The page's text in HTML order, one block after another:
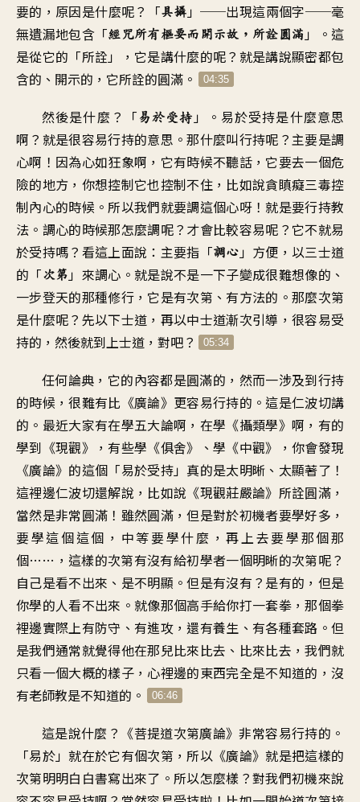
要的 ， 原因是什麼呢？「具攝」──出現這兩個字──毫
無遺漏地包含 「經咒所有樞要而開示故 ， 所詮圓滿」。 這
是從它的「所詮」， 它是講什麼的呢？ 就是講說顯密都包
含的、開示的 ， 它所詮的圓滿 。 04:35
然後是什麼？「易於受持」。 易於受持是什麼意思
啊 ？ 就是很容易行持的意思 。那什麼叫行持呢 ？主要是調
心啊 ！ 因為心如狂象啊 ， 它有時候不聽話 ， 它要去一個危
險的地方 ， 你想控制它也控制不住 ， 比如說貪瞋癡三毒控
制內心的時候 。所以我們就要調這個心呀 ！就是要行持教
法 。 調心的時候那怎麼調呢？ 才會比較容易呢 ？ 它不就易
於受持嗎？ 看這上面說 ： 主要指「調心」方便 ， 以三士道
的「次第」來調心 。就是說不是一下子變成很難想像的 、
一步登天的那種修行 ， 它是有次第、有方法的 。那麼次第
是什麼呢？ 先以下士道 ， 再以中士道漸次引導 ，很容易受
持的 ， 然後就到上士道，對吧？ 05:34
任何論典 ， 它的內容都是圓滿的 ， 然而一涉及到行持
的時候 ，很難有比《廣論》更容易行持的 。 這是仁波切講
的 。 最近大家有在學五大論啊 ， 在學《攝類學》啊，有的
學到《現觀》， 有些學《俱舍》、學《中觀》，你會發現
《廣論》的這個「易於受持」 真的是太明晰、太顯著了 ！
這裡邊仁波切還解說 ， 比如說《現觀莊嚴論》所詮圓滿 ，
當然是非常圓滿 ！ 雖然圓滿 ，但是對於初機者要學好多 ，
要學這個這個 ， 中等要學什麼 ，再上去要學那個那
個……， 這樣的次第有沒有給初學者一個明晰的次第呢？
自己是看不出來、是不明顯 。但是有沒有？是有的 ， 但是
你學的人看不出來 。就像那個高手給你打一套拳 ，那個拳
裡邊實際上有防守 、 有進攻，還有養生、有各種套路 。但
是我們通常就覺得他在那兒比來比去 、比來比去，我們就
只看一個大概的樣子 ， 心裡邊的東西完全是不知道的 ，沒
有老師教是不知道的 。 06:46
這是說什麼 ？《菩提道次第廣論》非常容易行持的 。
「易於」就在於它有個次第 ，所以《廣論》就是把這樣的
次第明明白白書寫出來了 。所以怎麼樣 ？對我們初機來說